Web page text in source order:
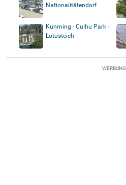
Nationalitätendorf
Kunming - Cuihu Park -
Lotusteich
WERBUNG